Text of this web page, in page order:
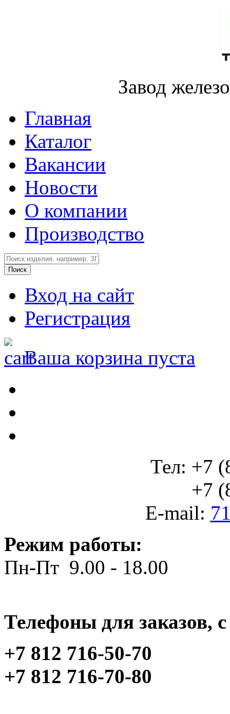
Завод
Главная
Каталог
Вакансии
Новости
О компании
Производство
Вход на сайт
Регистрация
Ваша корзина пуста
Тел: +7
+7
E-mail:
Режим работы:
Пн-Пт 9.00 - 18.00
Телефоны для заказов,
+7 812 716-50-70
+7 812 716-70-80